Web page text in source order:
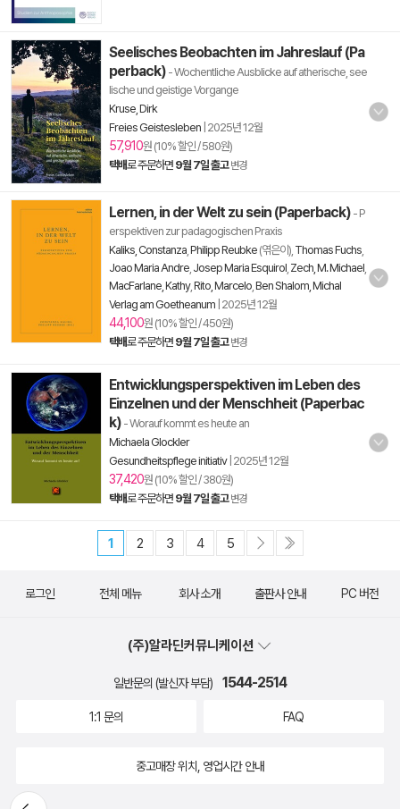
Seelisches Beobachten im Jahreslauf (Pa
perback) - Wochentliche Ausblicke auf atherische, see
lische und geistige Vorgange
Kruse, Dirk
Freies Geistesleben 2025년 12월
57,910원 (10% 할인 / 580원)
택배로 주문하면 9월 7일 출고 변경
Lernen, in der Welt zu sein (Paperback) - P
erspektiven zur padagogischen Praxis
Kaliks, Constanza Philipp Reubke (엮은이), Thomas Fuchs
Joao Maria Andre Josep Maria Esquirol Zech, M. Michael
MacFarlane, Kathy, Rito, Marcelo Ben Shalom, Michal
Verlag am Goetheanum 2025년 12월
44,100원 (10% 할인 / 450원)
택배로 주문하면 9월 7일 출고 변경
Entwicklungsperspektiven im Leben des
Einzelnen und der Menschheit (Paperbac
k) - Worauf kommt es heute an
Michaela Glockler
Gesundheitspflege initiativ| 2025년 12월
37,420원 (10% 할인 / 380원)
택배로 주문하면 9월 7일 출고 변경
1 2 3 4 5
뒤로가
로그인 전체 메뉴 회사 소개 출판사 안내 PC 버전
(주)알라딘커뮤니케이션
일반문의 (발신자 부담) 1544-2514
1:1 문의 FAQ
중고매장 위치, 영업시간 안내